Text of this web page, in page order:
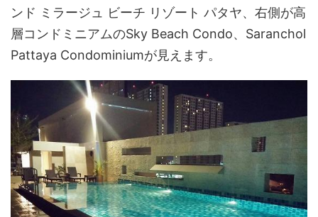
ンド ミラージュ ビーチ リゾート パタヤ、右側が高
層コンドミニアムのSky Beach Condo、Saranchol
Pattaya Condominiumが見えます。